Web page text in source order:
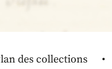
des collections